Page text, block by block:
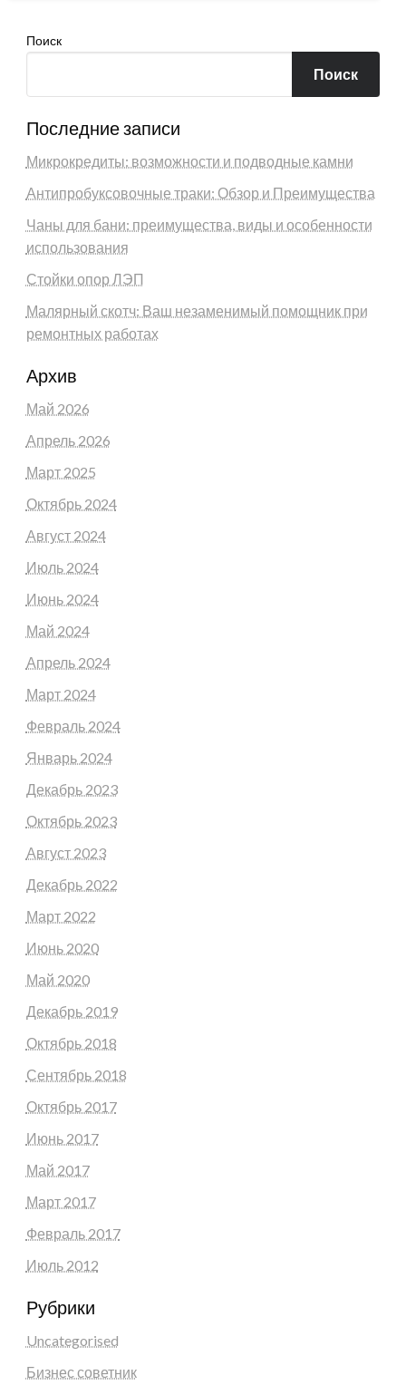
Поиск
Поиск
Последние записи
Микрокредиты: возможности и подводные камни
Антипробуксовочные траки: Обзор и Преимущества
Чаны для бани: преимущества, виды и особенности
использования
Стойки опор ЛЭП
Малярный скотч: Ваш незаменимый помощник при
ремонтных работах
Архив
Май 2026
Апрель 2026
Март 2025
Октябрь 2024
Август 2024
Июль 2024
Июнь 2024
Май 2024
Апрель 2024
Март 2024
Февраль 2024
Январь 2024
Декабрь 2023
Октябрь 2023
Август 2023
Декабрь 2022
Март 2022
Июнь 2020
Май 2020
Декабрь 2019
Октябрь 2018
Сентябрь 2018
Октябрь 2017
Июнь 2017
Май 2017
Март 2017
Февраль 2017
Июль 2012
Рубрики
Uncategorised
Бизнес советник